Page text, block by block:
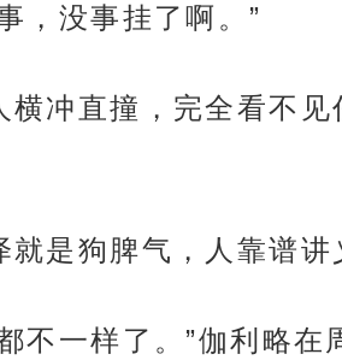
，没事挂了啊。”
冲直撞，完全看不
是狗脾气，人靠谱讲
一样了。”伽利略在